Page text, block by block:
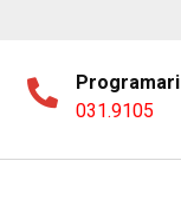
Programari
031.9105